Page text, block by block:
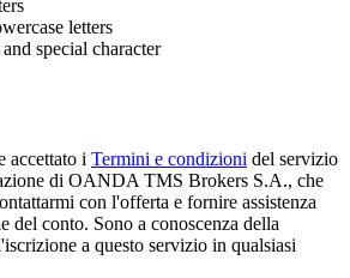
letters
special character
accettato i Termini e condizioni del servizio
di OANDA TMS Brokers S.A., che
con l'offerta e fornire assistenza
del conto. Sono a conoscenza della
a questo servizio in qualsiasi